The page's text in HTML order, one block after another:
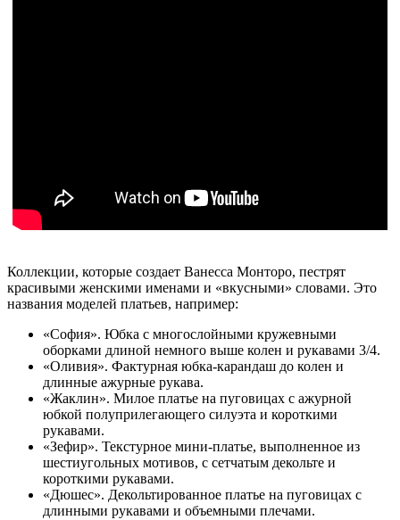
Коллекции, которые создает Ванесса Монторо, пестрят
красивыми женскими именами и «вкусными» словами. Это
названия моделей платьев, например:
«София». Юбка с многослойными кружевными
оборками длиной немного выше колен и рукавами 3/4.
«Оливия». Фактурная юбка-карандаш до колен и
длинные ажурные рукава.
«Жаклин». Милое платье на пуговицах с ажурной
юбкой полуприлегающего силуэта и короткими
рукавами.
«Зефир». Текстурное мини-платье, выполненное из
шестиугольных мотивов, с сетчатым декольте и
короткими рукавами.
«Дюшес». Декольтированное платье на пуговицах с
длинными рукавами и объемными плечами.